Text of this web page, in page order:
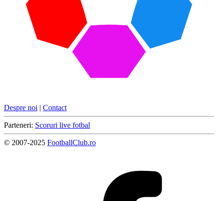
Despre noi | Contact
Parteneri: Scoruri live fotbal
© 2007-2025 FootballClub.ro